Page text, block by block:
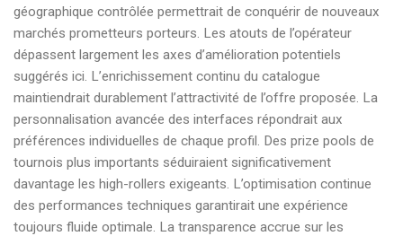
géographique contrôlée permettrait de conquérir de nouveaux
marchés prometteurs porteurs. Les atouts de l’opérateur
dépassent largement les axes d’amélioration potentiels
suggérés ici. L’enrichissement continu du catalogue
maintiendrait durablement l’attractivité de l’offre proposée. La
personnalisation avancée des interfaces répondrait aux
préférences individuelles de chaque profil. Des prize pools de
tournois plus importants séduiraient significativement
davantage les high-rollers exigeants. L’optimisation continue
des performances techniques garantirait une expérience
toujours fluide optimale. La transparence accrue sur les